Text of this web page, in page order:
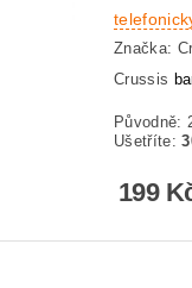
Značka:
Crussis
Původně:
Ušetříte:
199